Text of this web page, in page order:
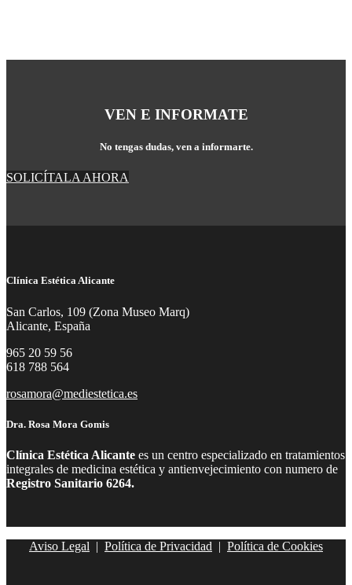
VEN E INFORMATE
No tengas dudas, ven a informarte.
SOLICÍTALA AHORA
Clínica Estética Alicante
San Carlos, 109 (Zona Museo Marq)
Alicante, España
965 20 59 56
618 788 564
rosamora@mediestetica.es
Dra. Rosa Mora Gomis
Clínica Estética Alicante es un centro especializado en tratamientos
integrales de medicina estética y antienvejecimiento con numero de
Registro Sanitario 6264.
Aviso Legal | Política de Privacidad | Política de Cookies